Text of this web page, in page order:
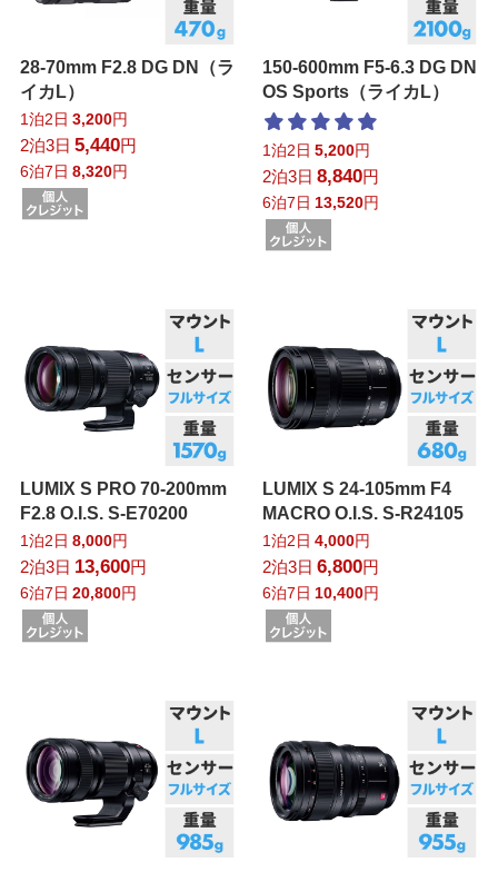
28-70mm F2.8 DG DN（ラ
イカL）
1泊2日 3,200円
2泊3日 5,440円
6泊7日 8,320円
150-600mm F5-6.3 DG DN
OS Sports（ライカL）
1泊2日 5,200円
2泊3日 8,840円
6泊7日 13,520円
LUMIX S PRO 70-200mm
F2.8 O.I.S. S-E70200
1泊2日 8,000円
2泊3日 13,600円
6泊7日 20,800円
LUMIX S 24-105mm F4
MACRO O.I.S. S-R24105
1泊2日 4,000円
2泊3日 6,800円
6泊7日 10,400円